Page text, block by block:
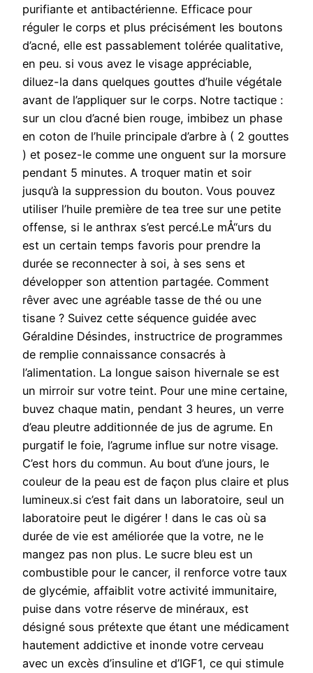
purifiante et antibactérienne. Efficace pour
réguler le corps et plus précisément les boutons
d’acné, elle est passablement tolérée qualitative,
en peu. si vous avez le visage appréciable,
diluez-la dans quelques gouttes d’huile végétale
avant de l’appliquer sur le corps. Notre tactique :
sur un clou d’acné bien rouge, imbibez un phase
en coton de l’huile principale d’arbre à ( 2 gouttes
) et posez-le comme une onguent sur la morsure
pendant 5 minutes. A troquer matin et soir
jusqu’à la suppression du bouton. Vous pouvez
utiliser l’huile première de tea tree sur une petite
offense, si le anthrax s’est percé.Le mÅ“urs du
est un certain temps favoris pour prendre la
durée se reconnecter à soi, à ses sens et
développer son attention partagée. Comment
rêver avec une agréable tasse de thé ou une
tisane ? Suivez cette séquence guidée avec
Géraldine Désindes, instructrice de programmes
de remplie connaissance consacrés à
l’alimentation. La longue saison hivernale se est
un mirroir sur votre teint. Pour une mine certaine,
buvez chaque matin, pendant 3 heures, un verre
d’eau pleutre additionnée de jus de agrume. En
purgatif le foie, l’agrume influe sur notre visage.
C’est hors du commun. Au bout d’une jours, le
couleur de la peau est de façon plus claire et plus
lumineux.si c’est fait dans un laboratoire, seul un
laboratoire peut le digérer ! dans le cas où sa
durée de vie est améliorée que la votre, ne le
mangez pas non plus. Le sucre bleu est un
combustible pour le cancer, il renforce votre taux
de glycémie, affaiblit votre activité immunitaire,
puise dans votre réserve de minéraux, est
désigné sous prétexte que étant une médicament
hautement addictive et inonde votre cerveau
avec un excès d’insuline et d’IGF1, ce qui stimule